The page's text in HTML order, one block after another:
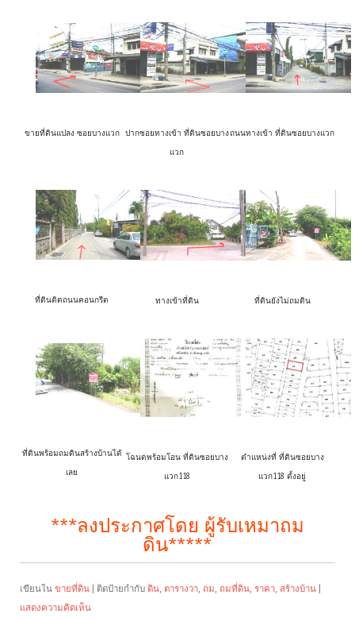
ขายที่ดินแปลง ซอยบางแวก ปากซอยทางเข้า ที่ดินซอยบาง
แวก
ถนนทางเข้า ที่ดินซอยบางแวก
ที่ดินติดถนนคอนกรีต ทางเข้าที่ดิน ที่ดินยังไม่ถมดิน
ที่ดินพร้อมถมดินสร้างบ้านได้
เลย
โฉนดพร้อมโอน ที่ดินซอยบาง
แวก118
ตำแหน่งที่ ที่ดินซอยบาง
แวก118 ตั้งอยู่
***ลงประกาศโดย ผู้รับเหมาถม
ดิน*****
เขียนใน ขายที่ดิน | ติดป้ายกำกับ ดิน ตารางวา ถม ถมที่ดิน ราคา สร้างบ้าน |
แสดงความคิดเห็น